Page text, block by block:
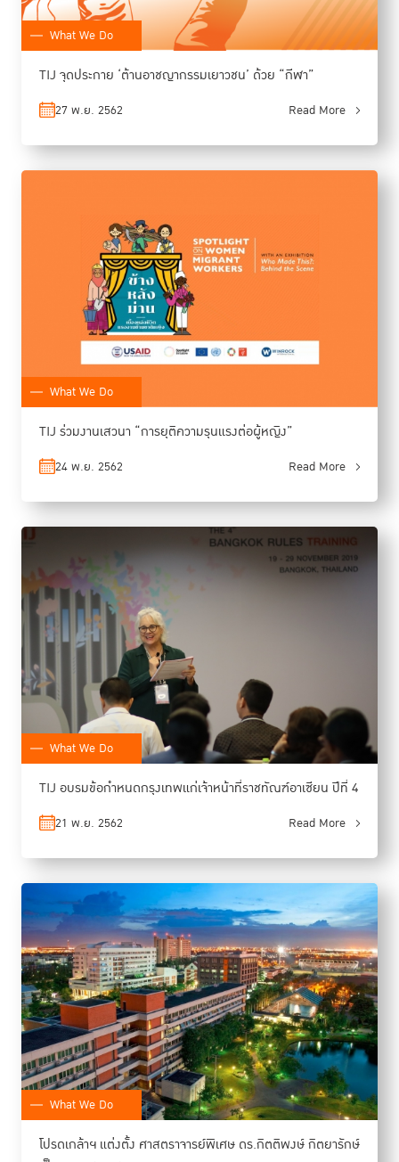
What We Do
TIJ จุดประกาย ‘ต้านอาชญากรรมเยาวชน’ ด้วย “กีฬา”
27 พ.ย. 2562 Read More
What We Do
TIJ ร่วมงานเสวนา “การยุติความรุนแรงต่อผู้หญิง”
24 พ.ย. 2562 Read More
What We Do
TIJ อบรมข้อกำหนดกรุงเทพแก่เจ้าหน้าที่ราชทัณฑ์อาเซียน ปีที่ 4
21 พ.ย. 2562 Read More
What We Do
โปรดเกล้าฯ แต่งตั้ง ศาสตราจารย์พิเศษ ดร.กิตติพงษ์ กิตยารักษ์